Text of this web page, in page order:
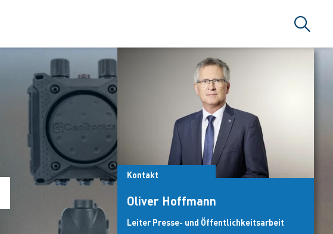
Suche
Kontakt
Oliver Hoffmann
Leiter Presse- und Öffentlichkeitsarbeit